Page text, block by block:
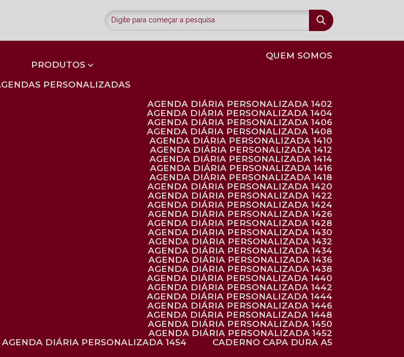
QUEM SOMOS
PRODUTOS
AGENDAS PERSONALIZADAS
AGENDA DIÁRIA PERSONALIZADA 1402
AGENDA DIÁRIA PERSONALIZADA 1404
AGENDA DIÁRIA PERSONALIZADA 1406
AGENDA DIÁRIA PERSONALIZADA 1408
AGENDA DIÁRIA PERSONALIZADA 1410
AGENDA DIÁRIA PERSONALIZADA 1412
AGENDA DIÁRIA PERSONALIZADA 1414
AGENDA DIÁRIA PERSONALIZADA 1416
AGENDA DIÁRIA PERSONALIZADA 1418
AGENDA DIÁRIA PERSONALIZADA 1420
AGENDA DIÁRIA PERSONALIZADA 1422
AGENDA DIÁRIA PERSONALIZADA 1424
AGENDA DIÁRIA PERSONALIZADA 1426
AGENDA DIÁRIA PERSONALIZADA 1428
AGENDA DIÁRIA PERSONALIZADA 1430
AGENDA DIÁRIA PERSONALIZADA 1432
AGENDA DIÁRIA PERSONALIZADA 1434
AGENDA DIÁRIA PERSONALIZADA 1436
AGENDA DIÁRIA PERSONALIZADA 1438
AGENDA DIÁRIA PERSONALIZADA 1440
AGENDA DIÁRIA PERSONALIZADA 1442
AGENDA DIÁRIA PERSONALIZADA 1444
AGENDA DIÁRIA PERSONALIZADA 1446
AGENDA DIÁRIA PERSONALIZADA 1448
AGENDA DIÁRIA PERSONALIZADA 1450
AGENDA DIÁRIA PERSONALIZADA 1452
AGENDA DIÁRIA PERSONALIZADA 1454
CADERNO CAPA DURA A5